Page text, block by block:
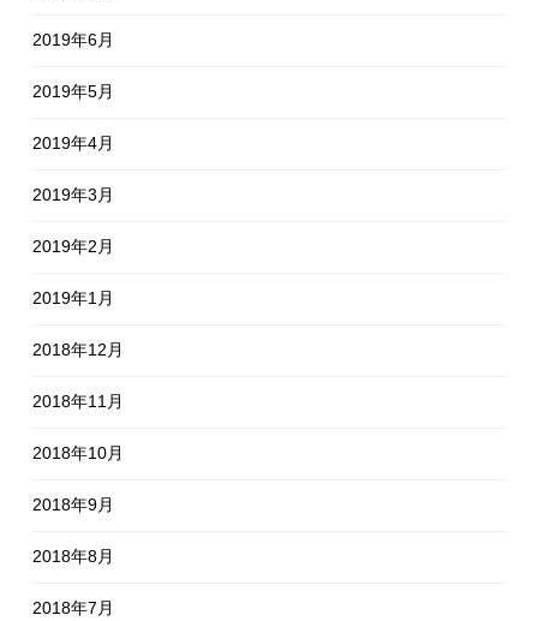
2019年6月
2019年5月
2019年4月
2019年3月
2019年2月
2019年1月
2018年12月
2018年11月
2018年10月
2018年9月
2018年8月
2018年7月